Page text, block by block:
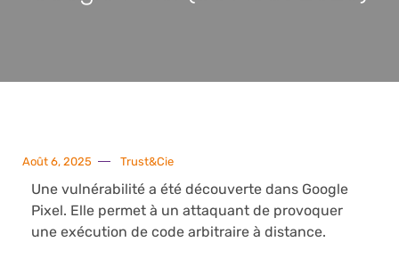
Août 6, 2025 Trust&Cie
Une vulnérabilité a été découverte dans Google
Pixel. Elle permet à un attaquant de provoquer
une exécution de code arbitraire à distance.